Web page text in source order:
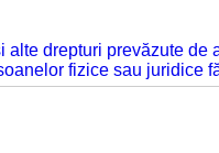
drepturi prevăzute de
fizice sau juridice